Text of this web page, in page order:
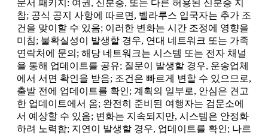
문서 패키지: 여권, 신분증, 또는 다른 허용된 신분증 지
참; 공식 공지 사항에 따르면, 벨라루스 입국자는 추가 조
건을 맞이할 수 있음; 이러한 변화는 시간 조정에 영향을
미침; 불확실성이 발생할 경우, 연대 네트워크 또는 가족
연락처에 문의; 해당 네트워크는 시스템 또는 전자 채널
을 통해 업데이트를 공유; 질문이 발생할 경우, 운송업체
에서 서면 확인을 받음; 조건은 빠르게 변할 수 있으므로,
출발 전에 업데이트를 확인; 계획의 일부로, 안심은 견고
한 업데이트에서 옴; 완전히 준비된 여행자는 검문소에
서 예상할 수 있음; 변화는 지속되지만, 시스템은 안정화
하려 노력함; 지연이 발생할 경우, 업데이트를 확인; 나르